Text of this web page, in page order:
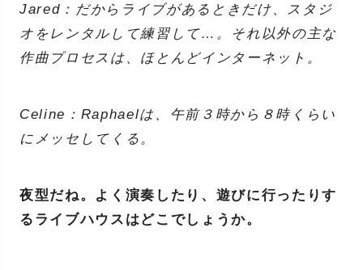
Jared：だからライブがあるときだけ、スタジ
オをレンタルして練習して…。それ以外の主な
作曲プロセスは、ほとんどインターネット。
Celine：Raphaelは、午前３時から８時くらい
にメッセしてくる。
夜型だね。よく演奏したり、遊びに行ったりす
るライブハウスはどこでしょうか。